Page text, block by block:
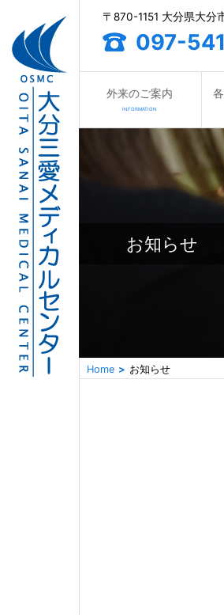
〒870-1151 大分県大分
097-
外来のご案内
INFORMATION
お知らせ
Home お知らせ